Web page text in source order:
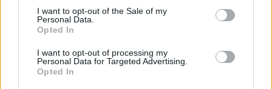
consent section.
I want to opt-out of the Sale of my
Personal Data.
Opted In
I want to opt-out of processing my
Personal Data for Targeted Advertising.
Opted In